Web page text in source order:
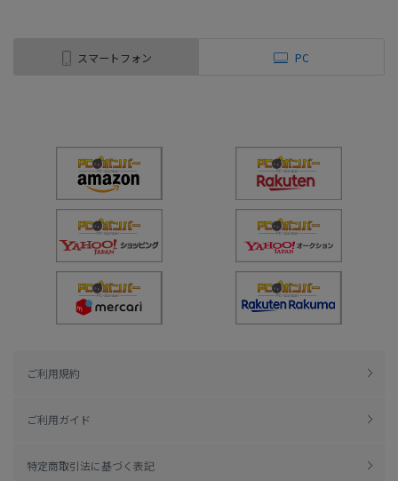
スマートフォン PC
ご利用規約
ご利用ガイド
特定商取引法に基づく表記